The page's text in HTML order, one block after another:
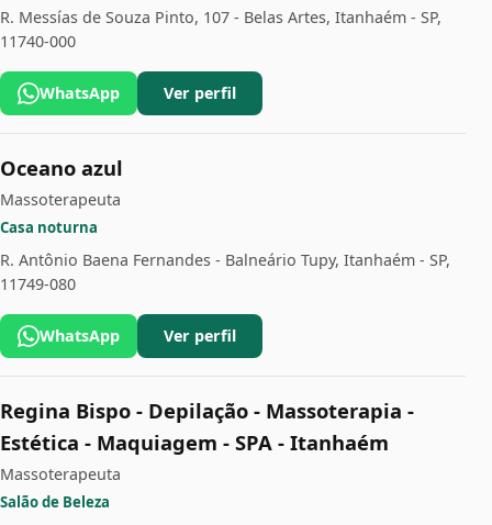
R. Messías de Souza Pinto, 107 - Belas Artes, Itanhaém - SP,
11740-000
WhatsApp Ver perfil
Oceano azul
Massoterapeuta
Casa noturna
R. Antônio Baena Fernandes - Balneário Tupy, Itanhaém - SP,
11749-080
WhatsApp Ver perfil
Regina Bispo - Depilação - Massoterapia -
Estética - Maquiagem - SPA - Itanhaém
Massoterapeuta
Salão de Beleza